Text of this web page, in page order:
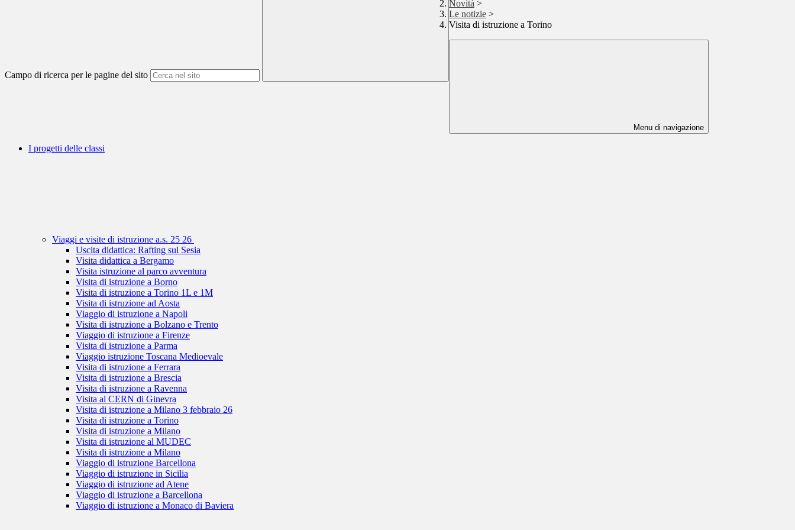
Campo di ricerca per le pagine del sito
Novità >
Le notizie >
Visita di istruzione a Torino
Menu di navigazione
I progetti delle classi
Viaggi e visite di istruzione a.s. 25 26
Uscita didattica: Rafting sul Sesia
Visita didattica a Bergamo
Visita istruzione al parco avventura
Visita di istruzione a Borno
Visita di istruzione a Torino 1L e 1M
Visita di istruzione ad Aosta
Viaggio di istruzione a Napoli
Visita di istruzione a Bolzano e Trento
Viaggio di istruzione a Firenze
Visita di istruzione a Parma
Viaggio istruzione Toscana Medioevale
Visita di istruzione a Ferrara
Visita di istruzione a Brescia
Visita di istruzione a Ravenna
Visita al CERN di Ginevra
Visita di istruzione a Milano 3 febbraio 26
Visita di istruzione a Torino
Visita di istruzione a Milano
Visita di istruzione al MUDEC
Visita di istruzione a Milano
Viaggio di istruzione Barcellona
Viaggio di istruzione in Sicilia
Viaggio di istruzione ad Atene
Viaggio di istruzione a Barcellona
Viaggio di istruzione a Monaco di Baviera